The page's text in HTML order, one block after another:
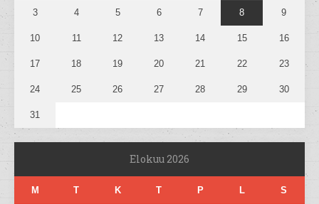
3 4 5 6 7 8 9
10 11 12 13 14 15 16
17 18 19 20 21 22 23
24 25 26 27 28 29 30
31
Elokuu 2026
M T K T P L S